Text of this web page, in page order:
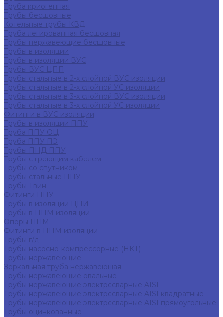
Труба криогенная
Трубы бесшовные
Котельные трубы КВД
Труба легированная бесшовная
Трубы нержавеющие бесшовные
Трубы в изоляции
Трубы в изоляции ВУС
Трубы ВУС ЦПП
Трубы стальные в 2-х слойной ВУС изоляции
Трубы стальные в 2-х слойной УС изоляции
Трубы стальные в 3-х слойной ВУС изоляции
Трубы стальные в 3-х слойной УС изоляции
Фитинги в ВУС изоляции
Трубы в изоляции ППУ
Труба ППУ ОЦ
Труба ППУ ПЭ
Трубы ПНД ППУ
Трубы с греющим кабелем
Трубы со спутником
Трубы стальные ППУ
Трубы Твин
Фитинги ППУ
Трубы в изоляции ЦПИ
Трубы в ППМ изоляции
Опоры ППМ
Фитинги в ППМ изоляции
Трубы г/д
Трубы насосно-компрессорные (НКТ)
Трубы нержавеющие
Зеркальная труба нержавеющая
Трубы нержавеющие овальные
Трубы нержавеющие электросварные AISI
Трубы нержавеющие электросварные AISI квадратные
Трубы нержавеющие электросварные AISI прямоугольные
Трубы оцинкованные